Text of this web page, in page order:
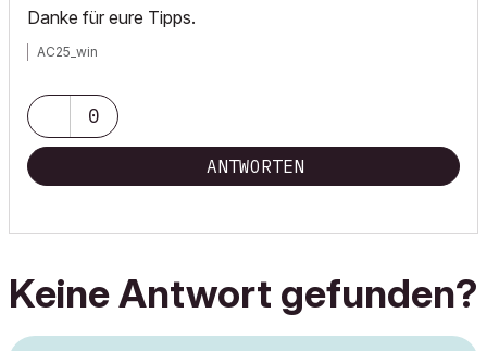
Danke für eure Tipps.
AC25_win
0
ANTWORTEN
Keine Antwort gefunden?